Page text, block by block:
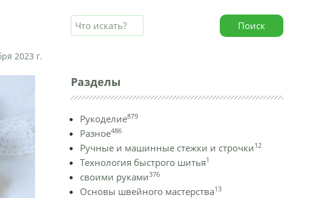
2023 г.
Поиск
Разделы
Рукоделие879
Разное486
Ручные и машинные стежки и строчки12
Технология быстрого шитья1
своими руками376
Основы швейного мастерства13